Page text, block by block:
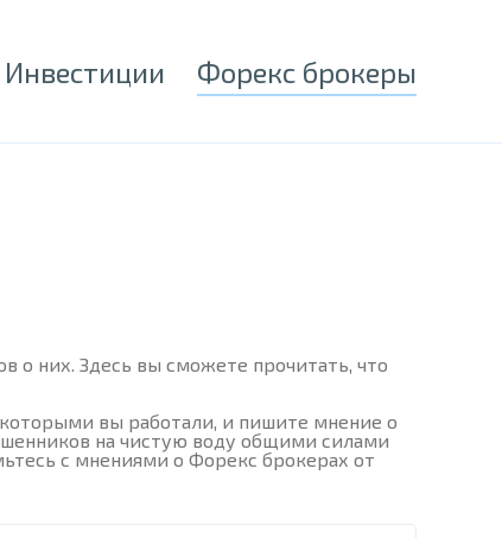
Инвестиции Форекс брокеры
о них. Здесь вы сможете прочитать, что
вы работали, и пишите мнение о
на чистую воду общими силами
с мнениями о Форекс брокерах от